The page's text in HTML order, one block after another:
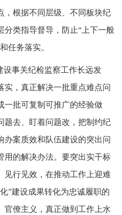
，根据不同层级、不同板块纪
分类指导督导，防止“上下一般
任务落实。
设事关纪检监察工作长远发
实，真正解决一批重点难点问
一批可复制可推广的经验做
题去、盯着问题改，把制约纪
办案质效和队伍建设的突出问
用的解决办法。要突出实干标
见行见效，在推动工作上迎难
”建设成果转化为忠诚履职的
官僚主义，真正做到工作上水